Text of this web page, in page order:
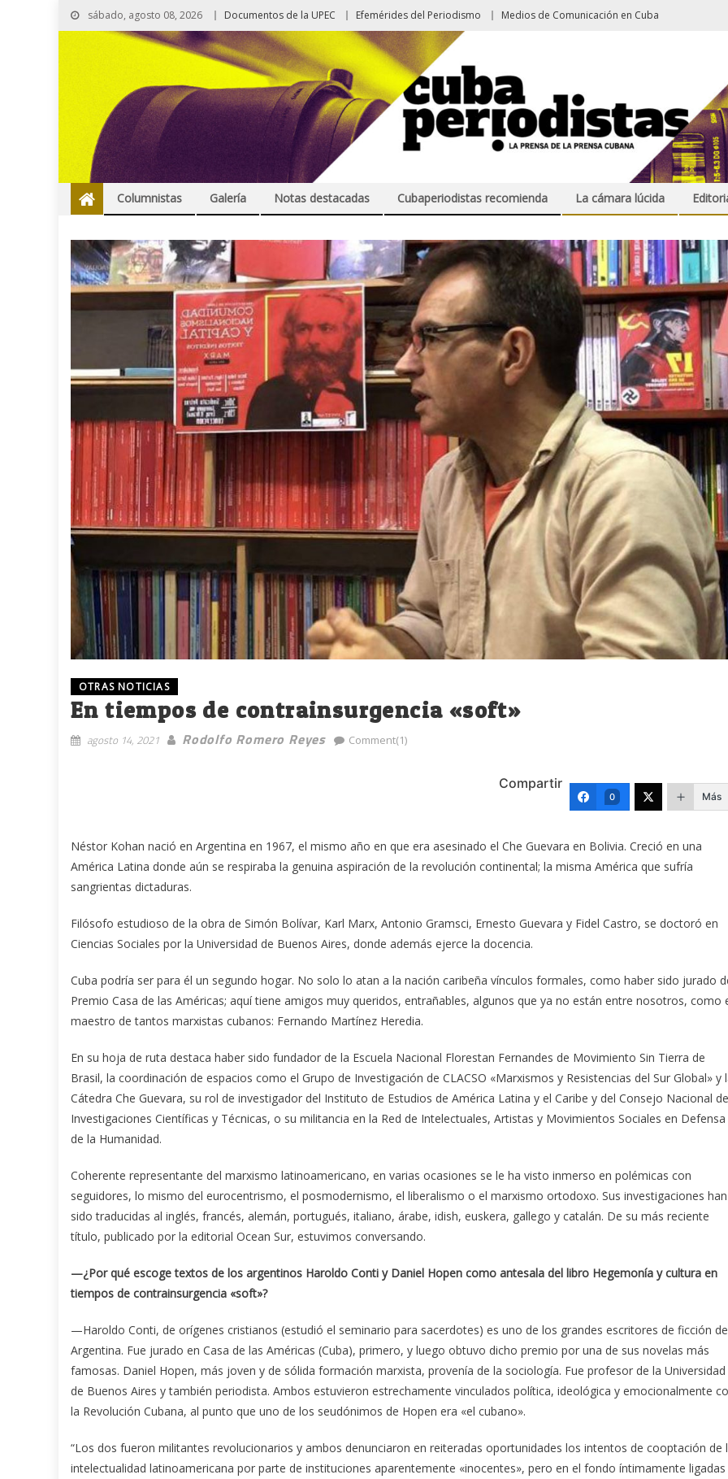
sábado, agosto 08, 2026 Documentos de la UPEC Efemérides del Periodismo Medios de Comunicación en Cuba
Columnistas Galería Notas destacadas Cubaperiodistas recomienda La cámara lúcida
OTRAS NOTICIAS
En tiempos de contrainsurgencia «soft»
agosto 14, 2021 Rodolfo Romero Reyes Comment(1)
Compartir
0 Más
Néstor Kohan nació en Argentina en 1967, el mismo año en que era asesinado el Che Guevara en Bolivia. Creció en una
América Latina donde aún se respiraba la genuina aspiración de la revolución continental; la misma América que sufría
sangrientas dictaduras.
Filósofo estudioso de la obra de Simón Bolívar, Karl Marx, Antonio Gramsci, Ernesto Guevara y Fidel Castro, se doctoró en
Ciencias Sociales por la Universidad de Buenos Aires, donde además ejerce la docencia.
Cuba podría ser para él un segundo hogar. No solo lo atan a la nación caribeña vínculos formales, como haber sido jurado
Premio Casa de las Américas; aquí tiene amigos muy queridos, entrañables, algunos que ya no están entre nosotros, como
maestro de tantos marxistas cubanos: Fernando Martínez Heredia.
En su hoja de ruta destaca haber sido fundador de la Escuela Nacional Florestan Fernandes de Movimiento Sin Tierra de
Brasil, la coordinación de espacios como el Grupo de Investigación de CLACSO «Marxismos y Resistencias del Sur Global» y
Cátedra Che Guevara, su rol de investigador del Instituto de Estudios de América Latina y el Caribe y del Consejo Nacional de
Investigaciones Científicas y Técnicas, o su militancia en la Red de Intelectuales, Artistas y Movimientos Sociales en Defensa
de la Humanidad.
Coherente representante del marxismo latinoamericano, en varias ocasiones se le ha visto inmerso en polémicas con
seguidores, lo mismo del eurocentrismo, el posmodernismo, el liberalismo o el marxismo ortodoxo. Sus investigaciones han
sido traducidas al inglés, francés, alemán, portugués, italiano, árabe, idish, euskera, gallego y catalán. De su más reciente
título, publicado por la editorial Ocean Sur, estuvimos conversando.
—¿Por qué escoge textos de los argentinos Haroldo Conti y Daniel Hopen como antesala del libro Hegemonía y cultura en
tiempos de contrainsurgencia «soft»?
—Haroldo Conti, de orígenes cristianos (estudió el seminario para sacerdotes) es uno de los grandes escritores de ficción de
Argentina. Fue jurado en Casa de las Américas (Cuba), primero, y luego obtuvo dicho premio por una de sus novelas más
famosas. Daniel Hopen, más joven y de sólida formación marxista, provenía de la sociología. Fue profesor de la Universidad
de Buenos Aires y también periodista. Ambos estuvieron estrechamente vinculados política, ideológica y emocionalmente
la Revolución Cubana, al punto que uno de los seudónimos de Hopen era «el cubano».
“Los dos fueron militantes revolucionarios y ambos denunciaron en reiteradas oportunidades los intentos de cooptación de
intelectualidad latinoamericana por parte de instituciones aparentemente «inocentes», pero en el fondo íntimamente ligadas